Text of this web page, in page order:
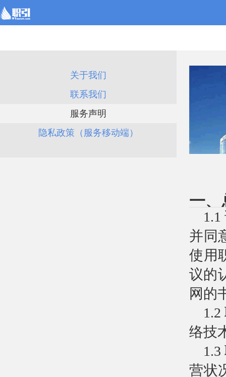
关于我们
联系我们
服务声明
隐私政策（服务移动端）
一、
并同
使用
议的
网的
络技
营状